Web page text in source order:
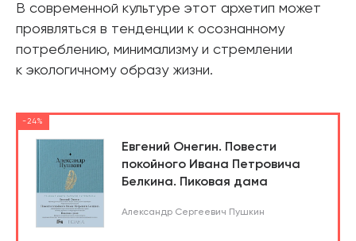
В современной культуре этот архетип может
проявляться в тенденции к осознанному
потреблению, минимализму и стремлении
к экологичному образу жизни.
-24%
Евгений Онегин. Повести
покойного Ивана Петровича
Белкина. Пиковая дама
Александр Сергеевич Пушкин